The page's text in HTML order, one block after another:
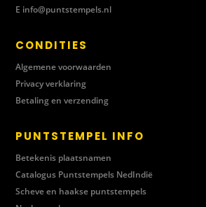
E info@puntstempels.nl
CONDITIES
Algemene voorwaarden
Privacy verklaring
Betaling en verzending
PUNTSTEMPEL INFO
Betekenis plaatsnamen
Catalogus Puntstempels NedIndië
Scheve en haakse puntstempels